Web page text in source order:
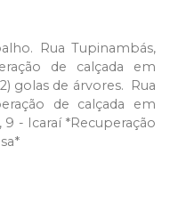
Rua Tupinambás,
de calçada em
golas de árvores. Rua
de calçada em
- Icaraí *Recuperação